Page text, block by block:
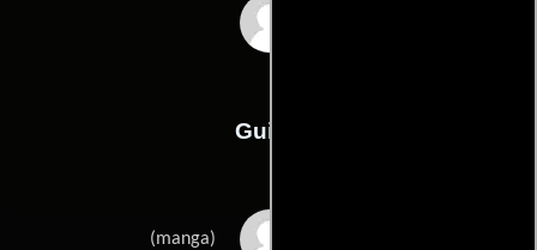
Guión
(manga)